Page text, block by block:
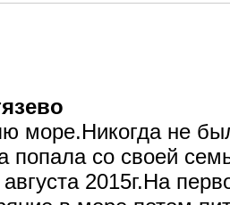
море.Никогда не
попала со своей
августа 2015г.На